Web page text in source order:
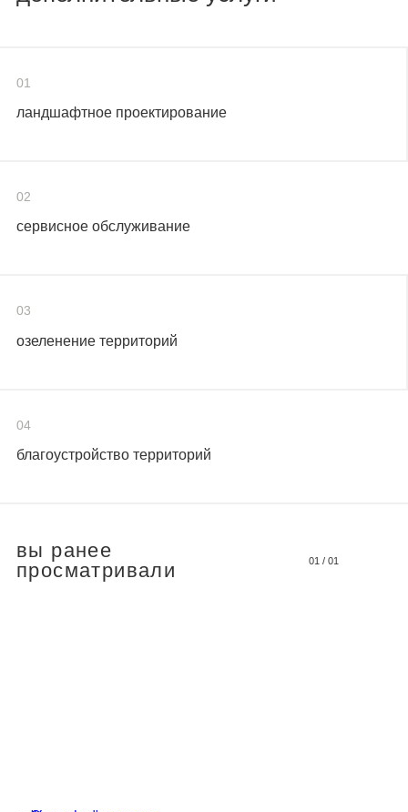
01
ландшафтное проектирование
02
сервисное обслуживание
03
озеленение территорий
04
благоустройство территорий
вы ранее
просматривали
01 / 01